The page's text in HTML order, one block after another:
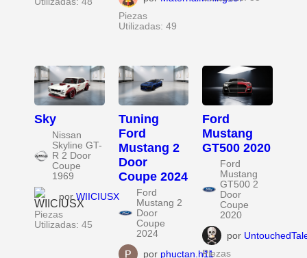
Piezas
Utilizadas: 49
Sky
Nissan
Skyline GT-
R 2 Door
Coupe
1969
por WIICIUSX
Piezas
Utilizadas: 45
Tuning
Ford
Mustang 2
Door
Coupe 2024
Ford
Mustang 2
Door
Coupe
2024
por phuctan.h11
Ford
Mustang
GT500 2020
Ford
Mustang
GT500 2
Door
Coupe
2020
por
Piezas